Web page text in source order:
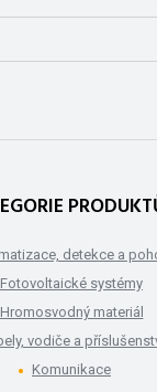
detekce a
Fotovoltaické systémy
Hromosvodný materiál
vodiče a
Komunikace